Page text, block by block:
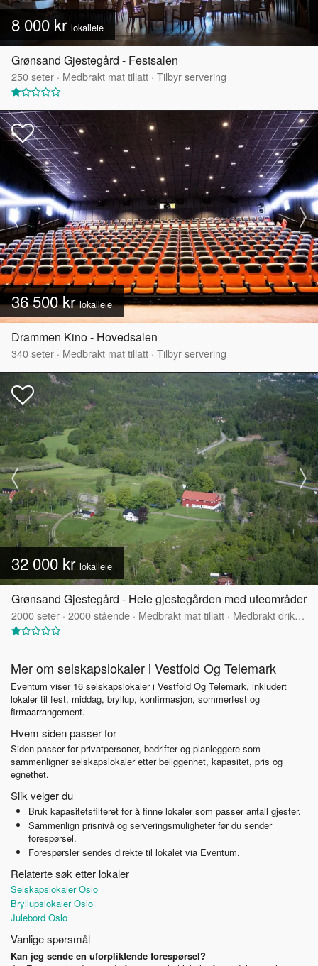
8 000 kr lokalleie
Grønsand Gjestegård - Festsalen
250seter · Medbrakt mat tillatt · Tilbyr servering
36 500 krlokalleie
Drammen Kino - Hovedsalen
340seter · Medbrakt mat tillatt · Tilbyr servering
32 000 kr lokalleie
Grønsand Gjestegård - Hele gjestegården med uteområder
2000seter · 2000stående · Medbrakt mat tillatt · Medbrakt drikke tillatt
Mer om selskapslokaler i Vestfold Og Telemark
Eventum viser 16 selskapslokaler i Vestfold Og Telemark, inkludert
lokaler til fest, middag, bryllup, konfirmasjon, sommerfest og
firmaarrangement.
Hvem siden passer for
Siden passer for privatpersoner, bedrifter og planleggere som
sammenligner selskapslokaler etter beliggenhet, kapasitet, pris og
egnethet.
Slik velger du
Bruk kapasitetsfilteret for å finne lokaler som passer antall gjester.
Sammenlign prisnivå og serveringsmuligheter før du sender
forespørsel.
Forespørsler sendes direkte til lokalet via Eventum.
Relaterte søk etter lokaler
Selskapslokaler Oslo
Bryllupslokaler Oslo
Julebord Oslo
Vanlige spørsmål
Kan jeg sende en uforpliktende forespørsel?